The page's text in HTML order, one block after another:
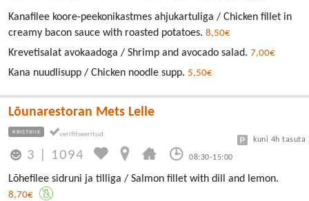
Kanafilee koore-peekonikastmes ahjukartuliga / Chicken fillet in
creamy bacon sauce with roasted potatoes. 8,50€
Krevetisalat avokaadoga / Shrimp and avocado salad. 7,00€
Kana nuudlisupp / Chicken noodle supp. 5,50€
Lõunarestoran Mets Lelle
KRISTIINE
3 1094 08:30-15:00
kuni 4h tasuta
Lõhefilee sidruni ja tilliga / Salmon fillet with dill and lemon.
8,70€